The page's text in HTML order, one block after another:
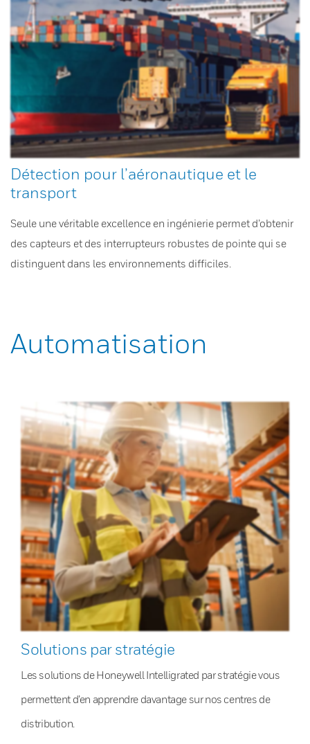
Détection pour l’aéronautique et le
transport
Seule une véritable excellence en ingénierie permet d’obtenir
des capteurs et des interrupteurs robustes de pointe qui se
distinguent dans les environnements difficiles.
Automatisation
Solutions par stratégie
Les solutions de Honeywell Intelligrated par stratégie vous
permettent d’en apprendre davantage sur nos centres de
distribution.